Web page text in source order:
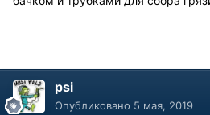
psi
Опубликовано 5 мая, 2019